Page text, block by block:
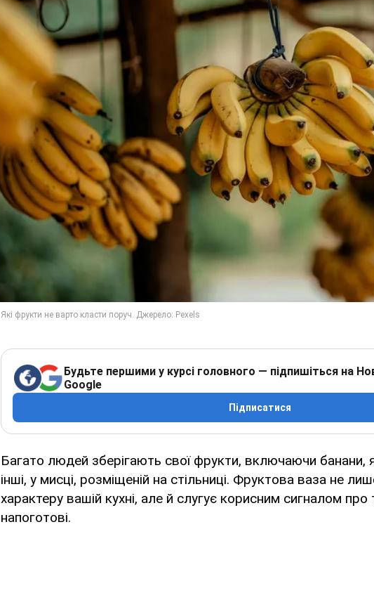
Будьте першими у курсі головного — підпишіться на
Google
Підписатися
Багато людей зберігають свої фрукти, включаючи банани,
інші, у мисці, розміщеній на стільниці. Фруктова ваза не
характеру вашій кухні, але й слугує корисним сигналом
напоготові.